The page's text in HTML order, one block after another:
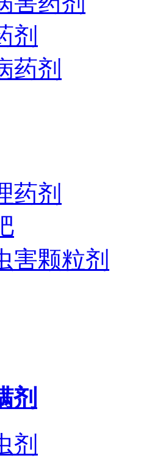
剂
药剂
药剂
害颗粒剂
剂
剂